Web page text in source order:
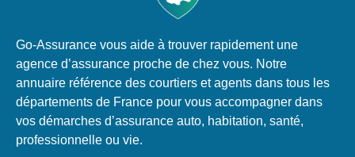
Go-Assurance vous aide à trouver rapidement une
agence d’assurance proche de chez vous. Notre
annuaire référence des courtiers et agents dans tous les
départements de France pour vous accompagner dans
vos démarches d’assurance auto, habitation, santé,
professionnelle ou vie.